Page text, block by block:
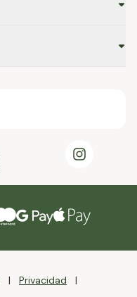
Privacidad